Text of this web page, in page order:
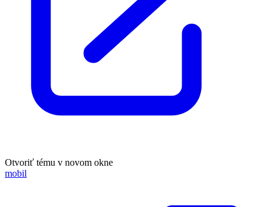
Otvoriť tému v novom okne
mobil